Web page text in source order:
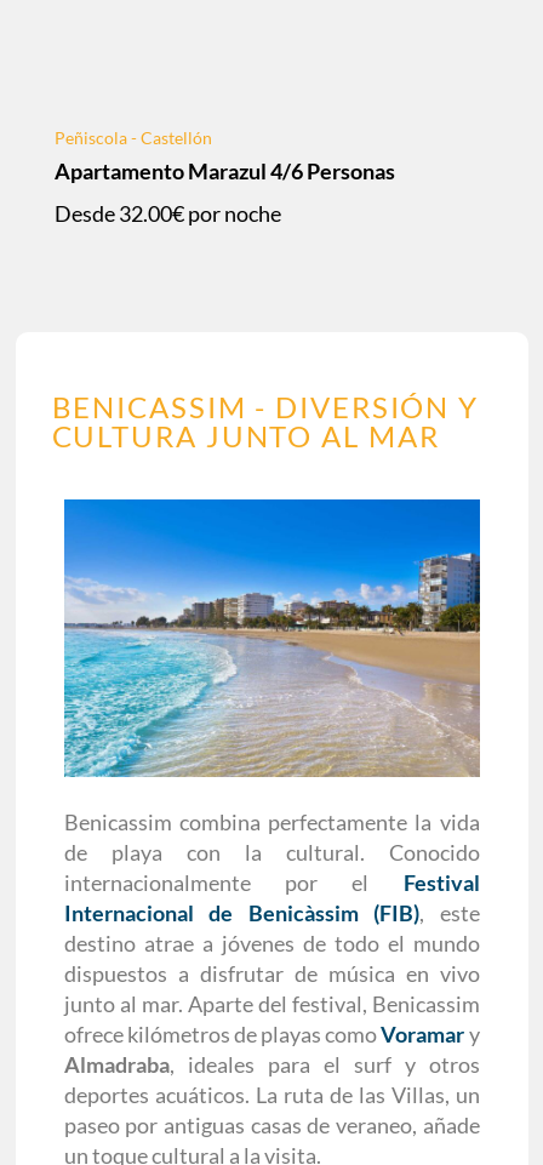
Peñiscola - Castellón
Apartamento Marazul 4/6 Personas
Desde32.00€por noche
BENICASSIM - DIVERSIÓN Y
CULTURA JUNTO AL MAR
Benicassim combina perfectamente la vida
de playa con la cultural. Conocido
internacionalmente por el Festival
Internacional de Benicàssim (FIB), este
destino atrae a jóvenes de todo el mundo
dispuestos a disfrutar de música en vivo
junto al mar. Aparte del festival, Benicassim
ofrece kilómetros de playas comoVoramary
Almadraba, ideales para el surf y otros
deportes acuáticos. La ruta de las Villas, un
paseo por antiguas casas de veraneo, añade
un toque cultural a la visita.